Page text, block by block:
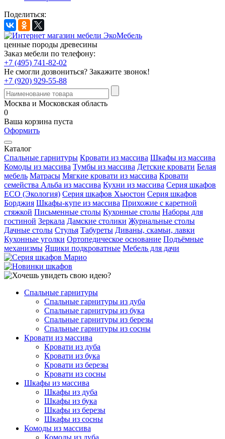
Поделиться:
ценные породы древесины
Заказ мебели по телефону:
+7 (495) 741-82-02
Не смогли дозвониться? Закажите звонок!
+7 (920) 929-55-88
Москва и Московская область
0
Ваша корзина пуста
Оформить
Каталог
Спальные гарнитуры Кровати из массива Шкафы из массива
Комоды из массива Тумбы из массива Детские кровати Белая
мебель Матрасы Мягкие кровати из массива Кровати
семейства Альба из массива Кухни из массива Серия шкафов
ECO (Экология) Серия шкафов Хьюстон Серия шкафов
Борджия Шкафы-купе из массива Прихожие с каретной
стяжкой Письменные столы Кухонные столы Наборы для
гостиной Зеркала Дамские столики Журнальные столы
Дачные столы Стулья Табуреты Диваны, скамьи, лавки
Кухонные уголки Ортопедическое основание Подъёмные
механизмы Ящики подкроватные Мебель для дачи
Спальные гарнитуры
Спальные гарнитуры из дуба
Спальные гарнитуры из бука
Спальные гарнитуры из березы
Спальные гарнитуры из сосны
Кровати из массива
Кровати из дуба
Кровати из бука
Кровати из березы
Кровати из сосны
Шкафы из массива
Шкафы из дуба
Шкафы из бука
Шкафы из березы
Шкафы из сосны
Комоды из массива
Комоды из дуба